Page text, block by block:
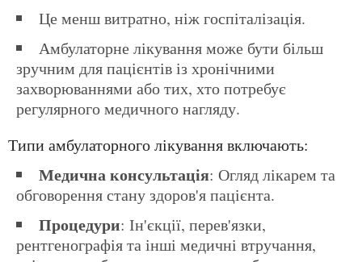
Це менш витратно, ніж госпіталізація.
Амбулаторне лікування може бути більш
зручним для пацієнтів із хронічними
захворюваннями або тих, хто потребує
регулярного медичного нагляду.
Типи амбулаторного лікування включають:
Медична консультація: Огляд лікарем та
обговорення стану здоров'я пацієнта.
Процедури: Ін'єкції, перев'язки,
рентгенографія та інші медичні втручання,